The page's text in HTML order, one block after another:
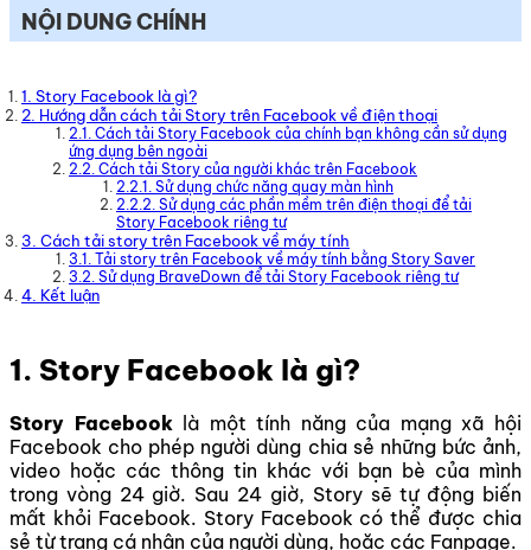
NỘI DUNG CHÍNH
1. Story Facebook là gì?
2. Hướng dẫn cách tải Story trên Facebook về điện thoại
2.1. Cách tải Story Facebook của chính bạn không cần sử dụng
ứng dụng bên ngoài
2.2. Cách tải Story của người khác trên Facebook
2.2.1. Sử dụng chức năng quay màn hình
2.2.2. Sử dụng các phần mềm trên điện thoại để tải
Story Facebook riêng tư
3. Cách tải story trên Facebook về máy tính
3.1. Tải story trên Facebook về máy tính bằng Story Saver
3.2. Sử dụng BraveDown để tải Story Facebook riêng tư
4. Kết luận
1. Story Facebook là gì?
Story Facebooklà một tính năng của mạng xã hội
Facebook cho phép người dùng chia sẻ những bức ảnh,
video hoặc các thông tin khác với bạn bè của mình
trong vòng 24 giờ. Sau 24 giờ, Story sẽ tự động biến
mất khỏi Facebook. Story Facebook có thể được chia
sẻ từ trang cá nhân của người dùng, hoặc các Fanpage.